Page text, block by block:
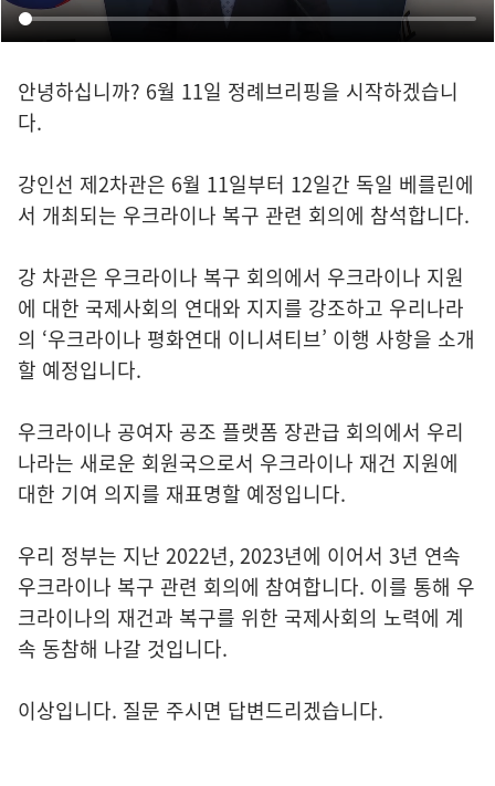
안녕하십니까? 6월 11일 정례브리핑을 시작하겠습니
다.
강인선 제2차관은 6월 11일부터 12일간 독일 베를린에
서 개최되는 우크라이나 복구 관련 회의에 참석합니다.
강 차관은 우크라이나 복구 회의에서 우크라이나 지원
에 대한 국제사회의 연대와 지지를 강조하고 우리나라
의 ‘우크라이나 평화연대 이니셔티브’ 이행 사항을 소개
할 예정입니다.
우크라이나 공여자 공조 플랫폼 장관급 회의에서 우리
나라는 새로운 회원국으로서 우크라이나 재건 지원에
대한 기여 의지를 재표명할 예정입니다.
우리 정부는 지난 2022년, 2023년에 이어서 3년 연속
우크라이나 복구 관련 회의에 참여합니다. 이를 통해 우
크라이나의 재건과 복구를 위한 국제사회의 노력에 계
속 동참해 나갈 것입니다.
이상입니다. 질문 주시면 답변드리겠습니다.